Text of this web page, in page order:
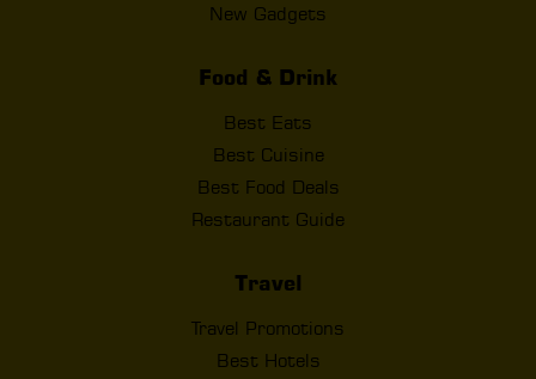
New Gadgets
Food & Drink
Best Eats
Best Cuisine
Best Food Deals
Restaurant Guide
Travel
Travel Promotions
Best Hotels